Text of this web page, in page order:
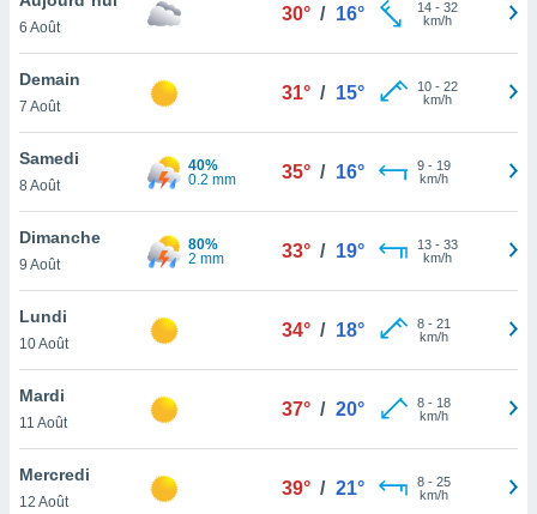
et
»,
au
vous
qu'ils
ou
le
ainsi
un
la
du
6 Août
30° / 16° 14- 32
km/h
Demain
7 Août
31° / 15° 10- 22
km/h
Samedi
8 Août
40%
0.2 mm
35° / 16° 9- 19
km/h
Dimanche
9 Août
80%
2 mm
33° / 19° 13- 33
km/h
Lundi
10 Août
34° / 18° 8- 21
km/h
Mardi
11 Août
37° / 20° 8- 18
km/h
Mercredi
12 Août
39° / 21° 8- 25
km/h